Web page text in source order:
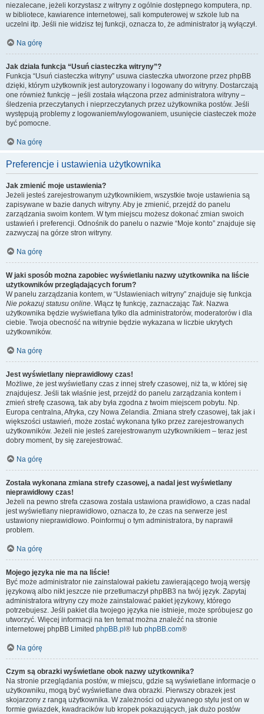
niezalecane, jeżeli korzystasz z witryny z ogólnie dostępnego komputera, np.
w bibliotece, kawiarence internetowej, sali komputerowej w szkole lub na
uczelni itp. Jeśli nie widzisz tej funkcji, oznacza to, że administrator ją wyłączył.
Na górę
Jak działa funkcja “Usuń ciasteczka witryny”?
Funkcja “Usuń ciasteczka witryny” usuwa ciasteczka utworzone przez phpBB
dzięki, którym użytkownik jest autoryzowany i logowany do witryny. Dostarczają
one również funkcję – jeśli została włączona przez administratora witryny –
śledzenia przeczytanych i nieprzeczytanych przez użytkownika postów. Jeśli
występują problemy z logowaniem/wylogowaniem, usunięcie ciasteczek może
być pomocne.
Na górę
Preferencje i ustawienia użytkownika
Jak zmienić moje ustawienia?
Jeżeli jesteś zarejestrowanym użytkownikiem, wszystkie twoje ustawienia są
zapisywane w bazie danych witryny. Aby je zmienić, przejdź do panelu
zarządzania swoim kontem. W tym miejscu możesz dokonać zmian swoich
ustawień i preferencji. Odnośnik do panelu o nazwie “Moje konto” znajduje się
zazwyczaj na górze stron witryny.
Na górę
W jaki sposób można zapobiec wyświetlaniu nazwy użytkownika na liście
użytkowników przeglądających forum?
W panelu zarządzania kontem, w “Ustawieniach witryny” znajduje się funkcja
Nie pokazuj statusu online. Włącz tę funkcję, zaznaczając Tak. Nazwa
użytkownika będzie wyświetlana tylko dla administratorów, moderatorów i dla
ciebie. Twoja obecność na witrynie będzie wykazana w liczbie ukrytych
użytkowników.
Na górę
Jest wyświetlany nieprawidłowy czas!
Możliwe, że jest wyświetlany czas z innej strefy czasowej, niż ta, w której się
znajdujesz. Jeśli tak właśnie jest, przejdź do panelu zarządzania kontem i
zmień strefę czasową, tak aby była zgodna z twoim miejscem pobytu. Np.
Europa centralna, Afryka, czy Nowa Zelandia. Zmiana strefy czasowej, tak jak i
większości ustawień, może zostać wykonana tylko przez zarejestrowanych
użytkowników. Jeżeli nie jesteś zarejestrowanym użytkownikiem – teraz jest
dobry moment, by się zarejestrować.
Na górę
Została wykonana zmiana strefy czasowej, a nadal jest wyświetlany
nieprawidłowy czas!
Jeżeli na pewno strefa czasowa została ustawiona prawidłowo, a czas nadal
jest wyświetlany nieprawidłowo, oznacza to, że czas na serwerze jest
ustawiony nieprawidłowo. Poinformuj o tym administratora, by naprawił
problem.
Na górę
Mojego języka nie ma na liście!
Być może administrator nie zainstalował pakietu zawierającego twoją wersję
językową albo nikt jeszcze nie przetłumaczył phpBB3 na twój język. Zapytaj
administratora witryny czy może zainstalować pakiet językowy, którego
potrzebujesz. Jeśli pakiet dla twojego języka nie istnieje, może spróbujesz go
utworzyć. Więcej informacji na ten temat można znaleźć na stronie
internetowej phpBB Limited phpBB.pl ® lub phpBB.com®
Na górę
Czym są obrazki wyświetlane obok nazwy użytkownika?
Na stronie przeglądania postów, w miejscu, gdzie są wyświetlane informacje o
użytkowniku, mogą być wyświetlane dwa obrazki. Pierwszy obrazek jest
skojarzony z rangą użytkownika. W zależności od używanego stylu jest on w
formie gwiazdek, kwadracików lub kropek pokazujących, jak dużo postów